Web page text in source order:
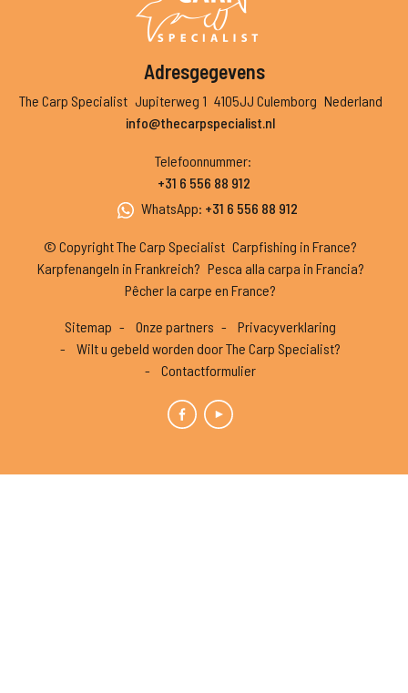
Adresgegevens
The Carp Specialist Jupiterweg 1 4105JJ Culemborg Nederland
info@thecarpspecialist.nl
Telefoonnummer:
+31 6 556 88 912
WhatsApp: +31 6 556 88 912
© Copyright The Carp Specialist Carpfishing in France?
Karpfenangeln in Frankreich? Pesca alla carpa in Francia?
Pêcher la carpe en France?
Sitemap Onze partners
Privacyverklaring
Wilt u gebeld worden door The Carp Specialist?
Contactformulier